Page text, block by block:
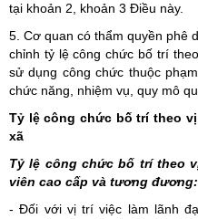
tại khoản 2, khoản 3 Điều này.
5. Cơ quan có thẩm quyền phê
chỉnh tỷ lệ công chức bố trí
sử dụng công chức thuộc
chức năng, nhiệm vụ, quy mô
Tỷ lệ công chức bố trí theo
xã
Tỷ lệ công chức bố trí theo
viên cao cấp và tương đương:
- Đối với vị trí việc làm lãnh